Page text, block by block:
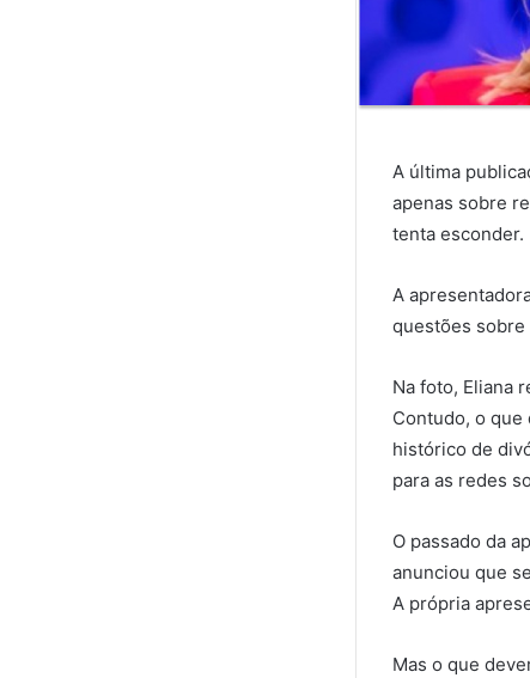
A última
apenas sobre
tenta esconder.
A
questões sobre
Na foto, Eliana
Contudo, o
histórico de
para as redes
O passado da
anunciou que
A própria
Mas o que